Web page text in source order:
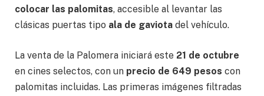
colocar las palomitas, accesible al levantar las
clásicas puertas tipo ala de gaviota del vehículo.
La venta de la Palomera iniciará este 21 de octubre
en cines selectos, con un precio de 649 pesos con
palomitas incluidas. Las primeras imágenes filtradas